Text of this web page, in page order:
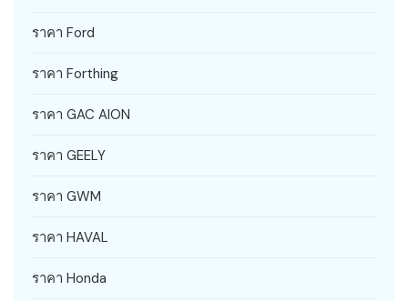
ราคา Ford
ราคา Forthing
ราคา GAC AION
ราคา GEELY
ราคา GWM
ราคา HAVAL
ราคา Honda